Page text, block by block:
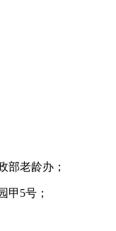
部老龄办；
甲5号；